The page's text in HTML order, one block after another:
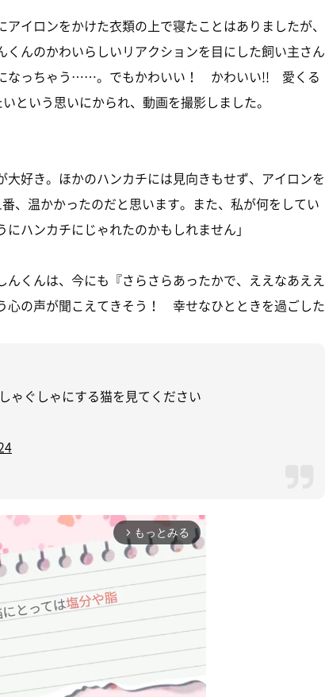
イロンをかけた衣類の上で寝たことはありましたが、
んのかわいらしいリアクションを目にした飼い主さん
なっちゃう……。でもかわいい！ かわいい!! 愛くる
という思いにかられ、動画を撮影しました。
大好き。ほかのハンカチには見向きもせず、アイロンを
、温かかったのだと思います。また、私が何をしてい
ハンカチにじゃれたのかもしれません」
くんは、今にも『さらさらあったかで、ええなあええ
の声が聞こえてきそう！ 幸せなひとときを過ごした
ゃぐしゃにする猫を見てください
arrow_forward_ios もっとみる